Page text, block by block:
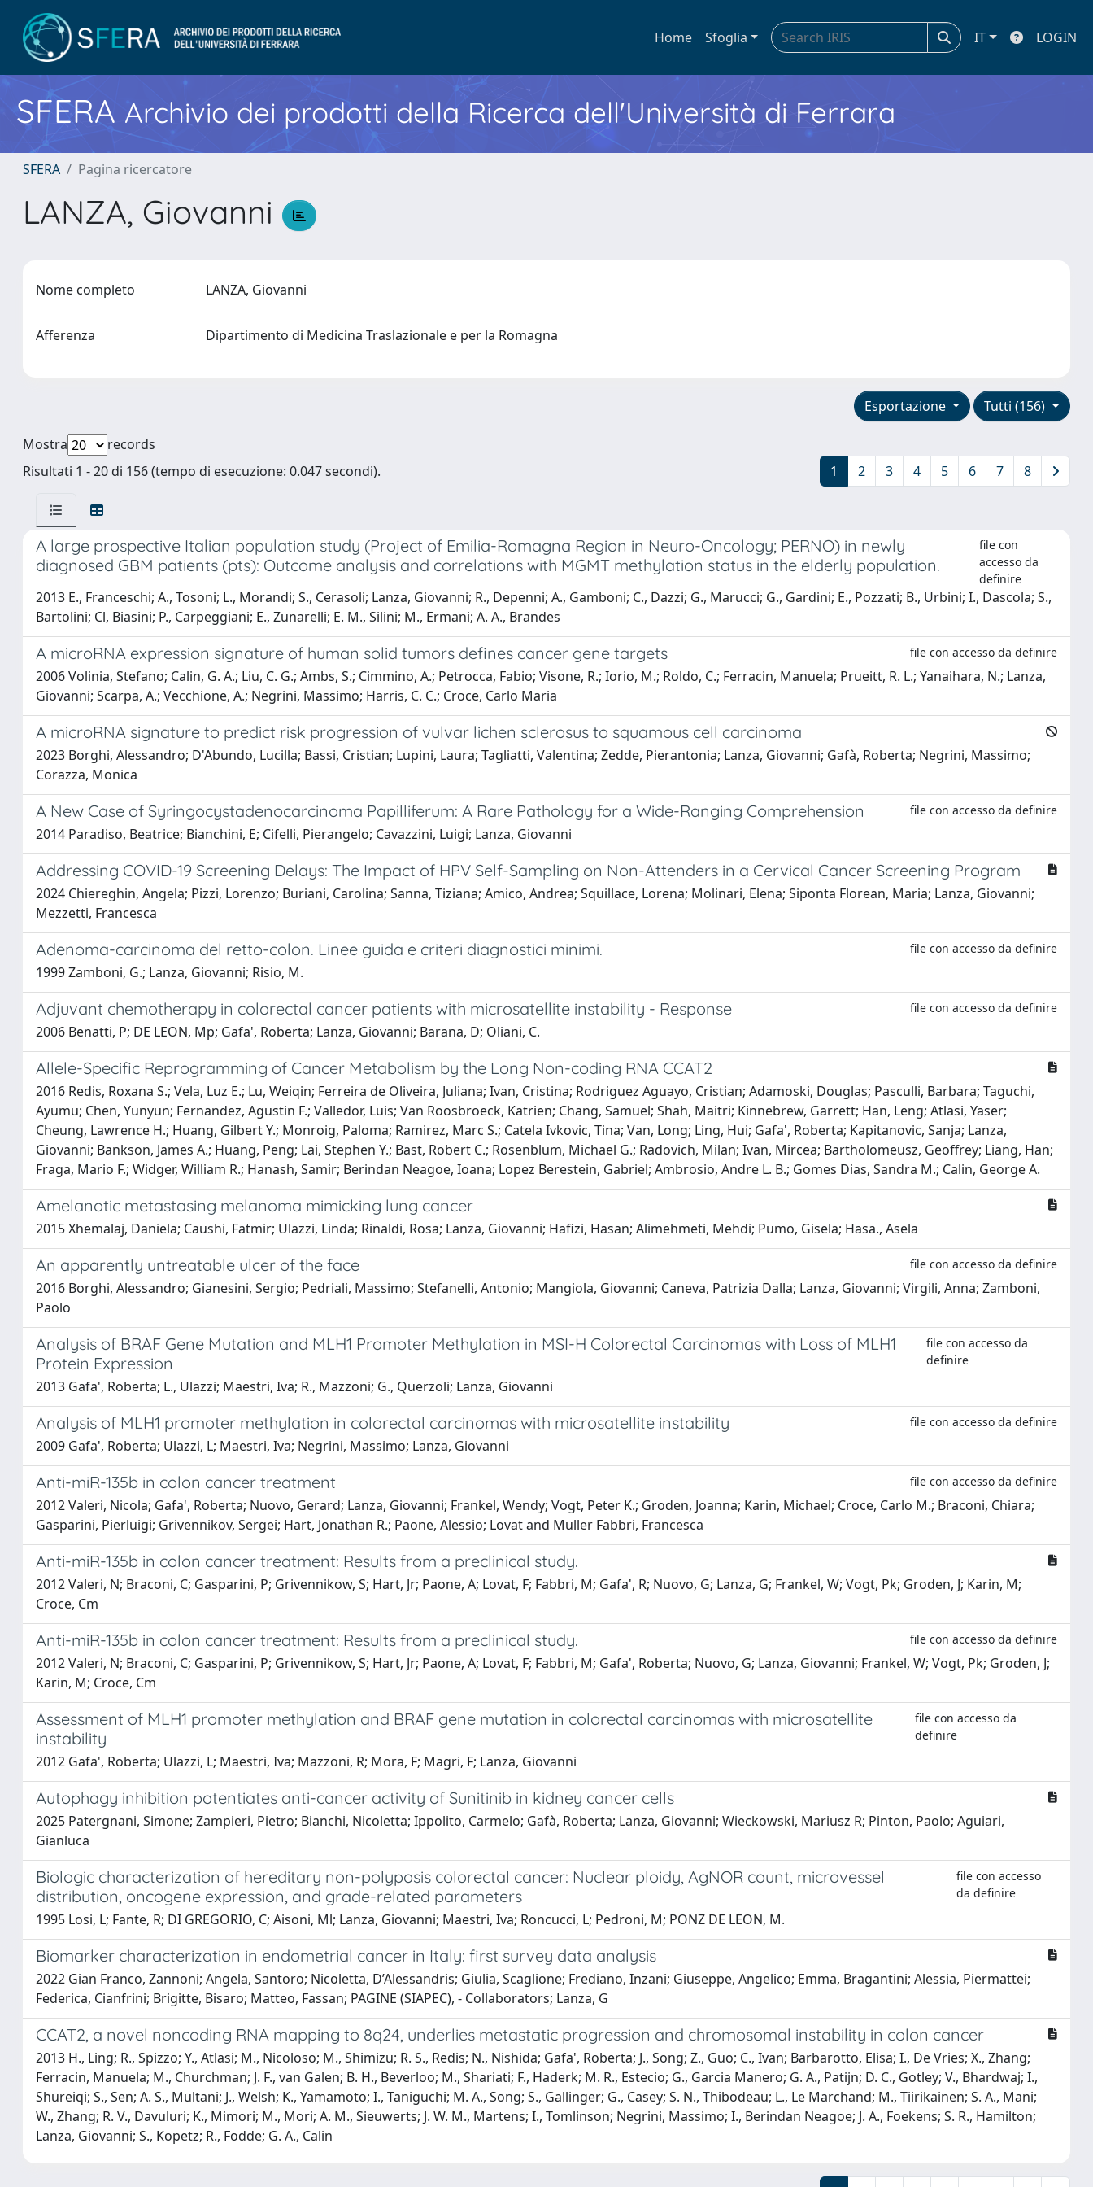
Home Sfoglia IT LOGIN
SFERA Archivio dei prodotti della Ricerca dell'Università di Ferrara
SFERA Pagina ricercatore
LANZA, Giovanni
Nome completo LANZA, Giovanni
Afferenza Dipartimento di Medicina Traslazionale e per la Romagna
Tutti (156)
Esportazione
Mostra
records
Risultati 1 - 20 di 156 (tempo di esecuzione: 0.047 secondi).
1 2 3 4 5 6 7 8
A large prospective Italian population study (Project of Emilia-Romagna Region in Neuro-Oncology; PERNO) in newly
diagnosed GBM patients (pts): Outcome analysis and correlations with MGMT methylation status in the elderly population.
file con
accesso da
definire
2013 E., Franceschi; A., Tosoni; L., Morandi; S., Cerasoli; Lanza, Giovanni; R., Depenni; A., Gamboni; C., Dazzi; G., Marucci; G., Gardini; E., Pozzati; B., Urbini; I., Dascola; S.,
Bartolini; Cl, Biasini; P., Carpeggiani; E., Zunarelli; E. M., Silini; M., Ermani; A. A., Brandes
A microRNA expression signature of human solid tumors defines cancer gene targets file con accesso da definire
2006 Volinia, Stefano; Calin, G. A.; Liu, C. G.; Ambs, S.; Cimmino, A.; Petrocca, Fabio; Visone, R.; Iorio, M.; Roldo, C.; Ferracin, Manuela; Prueitt, R. L.; Yanaihara, N.; Lanza,
Giovanni; Scarpa, A.; Vecchione, A.; Negrini, Massimo; Harris, C. C.; Croce, Carlo Maria
A microRNA signature to predict risk progression of vulvar lichen sclerosus to squamous cell carcinoma
2023 Borghi, Alessandro; D'Abundo, Lucilla; Bassi, Cristian; Lupini, Laura; Tagliatti, Valentina; Zedde, Pierantonia; Lanza, Giovanni; Gafà, Roberta; Negrini, Massimo;
Corazza, Monica
A New Case of Syringocystadenocarcinoma Papilliferum: A Rare Pathology for a Wide-Ranging Comprehension file con accesso da definire
2014 Paradiso, Beatrice; Bianchini, E; Cifelli, Pierangelo; Cavazzini, Luigi; Lanza, Giovanni
Addressing COVID-19 Screening Delays: The Impact of HPV Self-Sampling on Non-Attenders in a Cervical Cancer Screening Program
2024 Chiereghin, Angela; Pizzi, Lorenzo; Buriani, Carolina; Sanna, Tiziana; Amico, Andrea; Squillace, Lorena; Molinari, Elena; Siponta Florean, Maria; Lanza, Giovanni;
Mezzetti, Francesca
Adenoma-carcinoma del retto-colon. Linee guida e criteri diagnostici minimi. file con accesso da definire
1999 Zamboni, G.; Lanza, Giovanni; Risio, M.
Adjuvant chemotherapy in colorectal cancer patients with microsatellite instability - Response file con accesso da definire
2006 Benatti, P; DE LEON, Mp; Gafa', Roberta; Lanza, Giovanni; Barana, D; Oliani, C.
Allele-Specific Reprogramming of Cancer Metabolism by the Long Non-coding RNA CCAT2
2016 Redis, Roxana S.; Vela, Luz E.; Lu, Weiqin; Ferreira de Oliveira, Juliana; Ivan, Cristina; Rodriguez Aguayo, Cristian; Adamoski, Douglas; Pasculli, Barbara; Taguchi,
Ayumu; Chen, Yunyun; Fernandez, Agustin F.; Valledor, Luis; Van Roosbroeck, Katrien; Chang, Samuel; Shah, Maitri; Kinnebrew, Garrett; Han, Leng; Atlasi, Yaser;
Cheung, Lawrence H.; Huang, Gilbert Y.; Monroig, Paloma; Ramirez, Marc S.; Catela Ivkovic, Tina; Van, Long; Ling, Hui; Gafa', Roberta; Kapitanovic, Sanja; Lanza,
Giovanni; Bankson, James A.; Huang, Peng; Lai, Stephen Y.; Bast, Robert C.; Rosenblum, Michael G.; Radovich, Milan; Ivan, Mircea; Bartholomeusz, Geoffrey; Liang, Han;
Fraga, Mario F.; Widger, William R.; Hanash, Samir; Berindan Neagoe, Ioana; Lopez Berestein, Gabriel; Ambrosio, Andre L. B.; Gomes Dias, Sandra M.; Calin, George A.
Amelanotic metastasing melanoma mimicking lung cancer
2015 Xhemalaj, Daniela; Caushi, Fatmir; Ulazzi, Linda; Rinaldi, Rosa; Lanza, Giovanni; Hafizi, Hasan; Alimehmeti, Mehdi; Pumo, Gisela; Hasa., Asela
An apparently untreatable ulcer of the face file con accesso da definire
2016 Borghi, Alessandro; Gianesini, Sergio; Pedriali, Massimo; Stefanelli, Antonio; Mangiola, Giovanni; Caneva, Patrizia Dalla; Lanza, Giovanni; Virgili, Anna; Zamboni,
Paolo
Analysis of BRAF Gene Mutation and MLH1 Promoter Methylation in MSI-H Colorectal Carcinomas with Loss of MLH1
Protein Expression
file con accesso da
definire
2013 Gafa', Roberta; L., Ulazzi; Maestri, Iva; R., Mazzoni; G., Querzoli; Lanza, Giovanni
Analysis of MLH1 promoter methylation in colorectal carcinomas with microsatellite instability file con accesso da definire
2009 Gafa', Roberta; Ulazzi, L; Maestri, Iva; Negrini, Massimo; Lanza, Giovanni
Anti-miR-135b in colon cancer treatment file con accesso da definire
2012 Valeri, Nicola; Gafa', Roberta; Nuovo, Gerard; Lanza, Giovanni; Frankel, Wendy; Vogt, Peter K.; Groden, Joanna; Karin, Michael; Croce, Carlo M.; Braconi, Chiara;
Gasparini, Pierluigi; Grivennikov, Sergei; Hart, Jonathan R.; Paone, Alessio; Lovat and Muller Fabbri, Francesca
Anti-miR-135b in colon cancer treatment: Results from a preclinical study.
2012 Valeri, N; Braconi, C; Gasparini, P; Grivennikow, S; Hart, Jr; Paone, A; Lovat, F; Fabbri, M; Gafa', R; Nuovo, G; Lanza, G; Frankel, W; Vogt, Pk; Groden, J; Karin, M;
Croce, Cm
Anti-miR-135b in colon cancer treatment: Results from a preclinical study. file con accesso da definire
2012 Valeri, N; Braconi, C; Gasparini, P; Grivennikow, S; Hart, Jr; Paone, A; Lovat, F; Fabbri, M; Gafa', Roberta; Nuovo, G; Lanza, Giovanni; Frankel, W; Vogt, Pk; Groden, J;
Karin, M; Croce, Cm
Assessment of MLH1 promoter methylation and BRAF gene mutation in colorectal carcinomas with microsatellite
instability
file con accesso da
definire
2012 Gafa', Roberta; Ulazzi, L; Maestri, Iva; Mazzoni, R; Mora, F; Magri, F; Lanza, Giovanni
Autophagy inhibition potentiates anti-cancer activity of Sunitinib in kidney cancer cells
2025 Patergnani, Simone; Zampieri, Pietro; Bianchi, Nicoletta; Ippolito, Carmelo; Gafà, Roberta; Lanza, Giovanni; Wieckowski, Mariusz R; Pinton, Paolo; Aguiari,
Gianluca
Biologic characterization of hereditary non-polyposis colorectal cancer: Nuclear ploidy, AgNOR count, microvessel
distribution, oncogene expression, and grade-related parameters
file con accesso
da definire
1995 Losi, L; Fante, R; DI GREGORIO, C; Aisoni, Ml; Lanza, Giovanni; Maestri, Iva; Roncucci, L; Pedroni, M; PONZ DE LEON, M.
Biomarker characterization in endometrial cancer in Italy: first survey data analysis
2022 Gian Franco, Zannoni; Angela, Santoro; Nicoletta, D’Alessandris; Giulia, Scaglione; Frediano, Inzani; Giuseppe, Angelico; Emma, Bragantini; Alessia, Piermattei;
Federica, Cianfrini; Brigitte, Bisaro; Matteo, Fassan; PAGINE (SIAPEC), - Collaborators; Lanza, G
CCAT2, a novel noncoding RNA mapping to 8q24, underlies metastatic progression and chromosomal instability in colon cancer
2013 H., Ling; R., Spizzo; Y., Atlasi; M., Nicoloso; M., Shimizu; R. S., Redis; N., Nishida; Gafa', Roberta; J., Song; Z., Guo; C., Ivan; Barbarotto, Elisa; I., De Vries; X., Zhang;
Ferracin, Manuela; M., Churchman; J. F., van Galen; B. H., Beverloo; M., Shariati; F., Haderk; M. R., Estecio; G., Garcia Manero; G. A., Patijn; D. C., Gotley; V., Bhardwaj; I.,
Shureiqi; S., Sen; A. S., Multani; J., Welsh; K., Yamamoto; I., Taniguchi; M. A., Song; S., Gallinger; G., Casey; S. N., Thibodeau; L., Le Marchand; M., Tiirikainen; S. A., Mani;
W., Zhang; R. V., Davuluri; K., Mimori; M., Mori; A. M., Sieuwerts; J. W. M., Martens; I., Tomlinson; Negrini, Massimo; I., Berindan Neagoe; J. A., Foekens; S. R., Hamilton;
Lanza, Giovanni; S., Kopetz; R., Fodde; G. A., Calin